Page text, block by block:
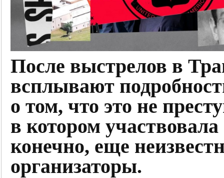
После выстрелов в
всплывают
о том, что это не
в котором
конечно, еще
организаторы.